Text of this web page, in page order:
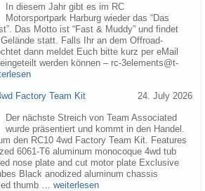
In diesem Jahr gibt es im RC
Motorsportpark Harburg wieder das “Das
Das Motto ist “Fast & Muddy” und findet
statt. Falls Ihr an dem Offroad-
dann meldet Euch bitte kurz per eMail
werden können – rc-3elements@t-
Factory Team Kit 24. July 2026
Der nächste Streich von Team Associated
wurde präsentiert und kommt in den Handel.
den RC10 4wd Factory Team Kit. Features
6061-T6 aluminum monocoque 4wd tub
nose plate and cut motor plate Exclusive
Black anodized aluminum chassis
thumb … weiterlesen